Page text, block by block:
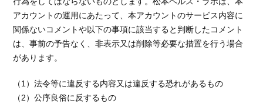
アカウントの運用にあたって、本アカウントのサービス内容に
関係ないコメントや以下の事項に該当すると判断したコメント
は、事前の予告なく、非表示又は削除等必要な措置を行う場合
があります。
（1）法令等に違反する内容又は違反する恐れがあるもの
（2）公序良俗に反するもの